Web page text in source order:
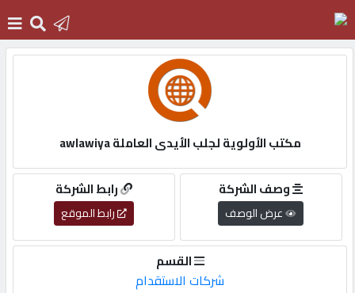
دخول
التسجيل
English
مكتب الأولوية لجلب الأيدى العاملة awlawiya
رابط الشركة
رابط الموقع
وصف الشركة
عرض الوصف
القسم
شركات الاستقدام